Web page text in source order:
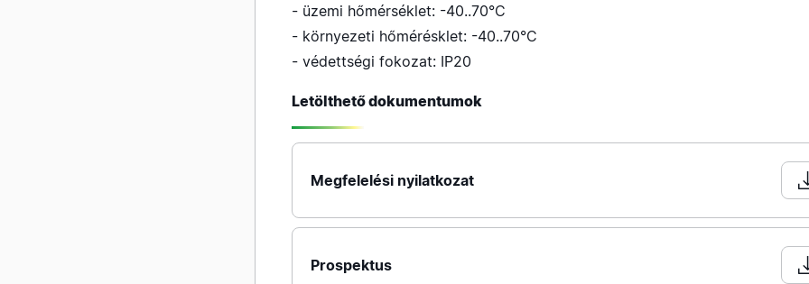
- üzemi hőmérséklet: -40..70°C
- környezeti hőmérésklet: -40..70°C
- védettségi fokozat: IP20
Letölthető dokumentumok
Megfelelési nyilatkozat
Prospektus